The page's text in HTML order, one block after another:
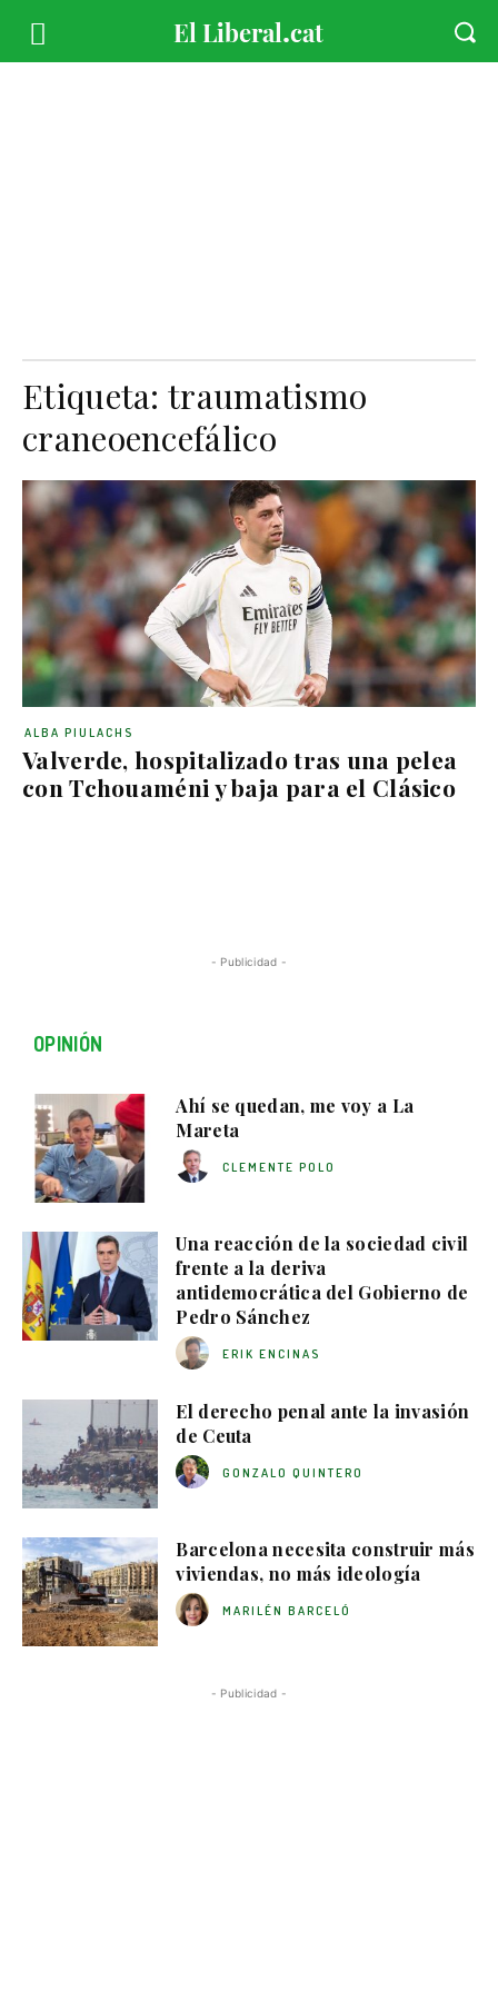
Etiqueta:traumatismo
craneoencefálico
Valverde, hospitalizado tras una pelea
con Tchouaméni y baja para el Clásico
ALBA PIULACHS
- Publicidad -
OPINIÓN
Ahí se quedan, me voy a La
Mareta
CLEMENTE POLO
Una reacción de la sociedad civil
frente a la deriva
antidemocrática del Gobierno de
Pedro Sánchez
ERIK ENCINAS
El derecho penal ante la invasión
de Ceuta
GONZALO QUINTERO
Barcelona necesita construir más
viviendas, no más ideología
MARILÉN BARCELÓ
- Publicidad -